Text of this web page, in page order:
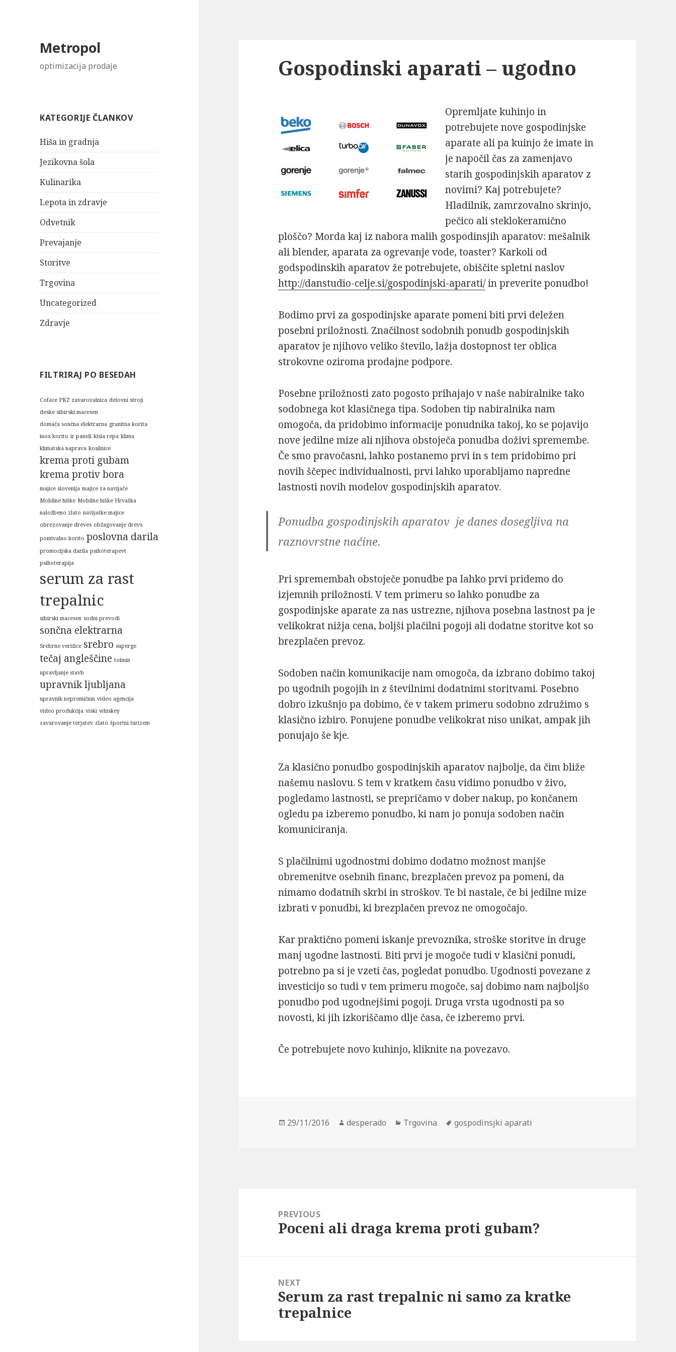
Metropol
optimizacija prodaje
KATEGORIJE ČLANKOV
Hiša in gradnja
Jezikovna šola
Kulinarika
Lepota in zdravje
Odvetnik
Prevajanje
Storitve
Trgovina
Uncategorized
Zdravje
FILTRIRAJ PO BESEDAH
Coface PKZ zavarovalnica delovni stroji
deske sibirski macesen
domača sončna elektrarna granitna korita
inox korito ir paneli kisla repa klima
klimatska naprava kosilnice
krema proti gubam
krema protiv bora
majice slovenija majice za navijače
Mobilne hiške Mobilne hiške Hrvaška
naložbeno zlato navijaške majice
obrezovanje dreves obžagovanje drevs
pomivalno korito poslovna darila
promocijska darila psihoterapevt
psihoterapija
serum za rast
trepalnic
sibirski macesen sodni prevodi
sončna elektrarna
Srebrne verižice srebro superge
tečaj angleščine tolmin
upravljanje stavb
upravnik ljubljana
upravnik nepremičnin video agencija
video produkcija viski whiskey
zavarovanje terjatev zlato športni turizem
Gospodinski aparati – ugodno
Opremljate kuhinjo in
potrebujete nove gospodinjske
aparate ali pa kuinjo že imate in
je napočil čas za zamenjavo
starih gospodinjskih aparatov z
novimi? Kaj potrebujete?
Hladilnik, zamrzovalno skrinjo,
pečico ali steklokeramično
ploščo? Morda kaj iz nabora malih gospodinsjih aparatov: mešalnik
ali blender, aparata za ogrevanje vode, toaster? Karkoli od
godspodinskih aparatov že potrebujete, obiščite spletni naslov
http://danstudio-celje.si/gospodinjski-aparati/in preverite ponudbo!
Bodimo prvi za gospodinjske aparate pomeni biti prvi deležen
posebni priložnosti. Značilnost sodobnih ponudb gospodinjskih
aparatov je njihovo veliko število, lažja dostopnost ter oblica
strokovne oziroma prodajne podpore.
Posebne priložnosti zato pogosto prihajajo v naše nabiralnike tako
sodobnega kot klasičnega tipa. Sodoben tip nabiralnika nam
omogoča, da pridobimo informacije ponudnika takoj, ko se pojavijo
nove jedilne mize ali njihova obstoječa ponudba doživi spremembe.
Če smo pravočasni, lahko postanemo prvi in s tem pridobimo pri
novih ščepec individualnosti, prvi lahko uporabljamo napredne
lastnosti novih modelov gospodinjskih aparatov.
Ponudba gospodinjskih aparatov je danes dosegljiva na
raznovrstne načine.
Pri spremembah obstoječe ponudbe pa lahko prvi pridemo do
izjemnih priložnosti. V tem primeru so lahko ponudbe za
gospodinjske aparate za nas ustrezne, njihova posebna lastnost pa je
velikokrat nižja cena, boljši plačilni pogoji ali dodatne storitve kot so
brezplačen prevoz.
Sodoben način komunikacije nam omogoča, da izbrano dobimo takoj
po ugodnih pogojih in z številnimi dodatnimi storitvami. Posebno
dobro izkušnjo pa dobimo, če v takem primeru sodobno združimo s
klasično izbiro. Ponujene ponudbe velikokrat niso unikat, ampak jih
ponujajo še kje.
Za klasično ponudbo gospodinjskih aparatov najbolje, da čim bliže
našemu naslovu. S tem v kratkem času vidimo ponudbo v živo,
pogledamo lastnosti, se prepričamo v dober nakup, po končanem
ogledu pa izberemo ponudbo, ki nam jo ponuja sodoben način
komuniciranja.
S plačilnimi ugodnostmi dobimo dodatno možnost manjše
obremenitve osebnih financ, brezplačen prevoz pa pomeni, da
nimamo dodatnih skrbi in stroškov. Te bi nastale, če bi jedilne mize
izbrati v ponudbi, ki brezplačen prevoz ne omogočajo.
Kar praktično pomeni iskanje prevoznika, stroške storitve in druge
manj ugodne lastnosti. Biti prvi je mogoče tudi v klasični ponudi,
potrebno pa si je vzeti čas, pogledat ponudbo. Ugodnosti povezane z
investicijo so tudi v tem primeru mogoče, saj dobimo nam najboljšo
ponudbo pod ugodnejšimi pogoji. Druga vrsta ugodnosti pa so
novosti, ki jih izkoriščamo dlje časa, če izberemo prvi.
Če potrebujete novo kuhinjo, kliknite na povezavo.
Posted
29/11/2016 Author
desperado Categories
Trgovina Tags
gospodinsjki aparati
navigationPREVIOUS
Previous
Poceni ali draga krema proti gubam?
NEXT
Next
post:
Serum za rast trepalnic ni samo za kratke
trepalnice